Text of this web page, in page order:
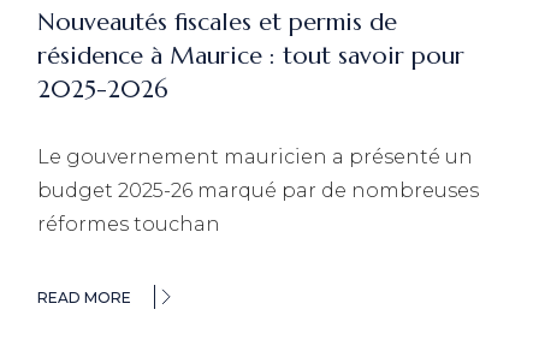
Nouveautés fiscales et permis de
résidence à Maurice : tout savoir pour
2025-2026
Le gouvernement mauricien a présenté un
budget 2025-26 marqué par de nombreuses
réformes touchan
READ MORE